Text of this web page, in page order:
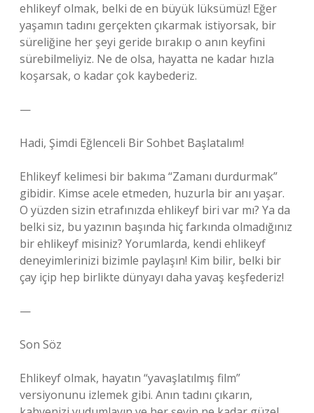
ehlikeyf olmak, belki de en büyük lüksümüz! Eğer
yaşamın tadını gerçekten çıkarmak istiyorsak, bir
süreliğine her şeyi geride bırakıp o anın keyfini
sürebilmeliyiz. Ne de olsa, hayatta ne kadar hızla
koşarsak, o kadar çok kaybederiz.
—
Hadi, Şimdi Eğlenceli Bir Sohbet Başlatalım!
Ehlikeyf kelimesi bir bakıma “Zamanı durdurmak”
gibidir. Kimse acele etmeden, huzurla bir anı yaşar.
O yüzden sizin etrafınızda ehlikeyf biri var mı? Ya da
belki siz, bu yazının başında hiç farkında olmadığınız
bir ehlikeyf misiniz? Yorumlarda, kendi ehlikeyf
deneyimlerinizi bizimle paylaşın! Kim bilir, belki bir
çay içip hep birlikte dünyayı daha yavaş keşfederiz!
—
Son Söz
Ehlikeyf olmak, hayatın “yavaşlatılmış film”
versiyonunu izlemek gibi. Anın tadını çıkarın,